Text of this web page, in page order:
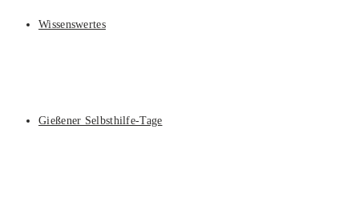
Wissenswertes
Gießener Selbsthilfe-Tage